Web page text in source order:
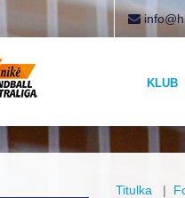
KLUB
Titulka |